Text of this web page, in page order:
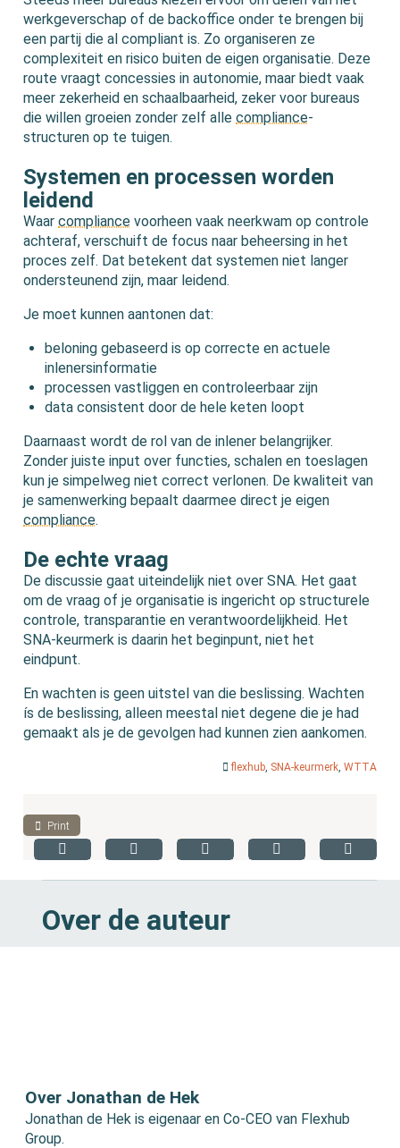
werkgeverschap of de backoffice onder te brengen bij
een partij die al compliant is. Zo organiseren ze
complexiteit en risico buiten de eigen organisatie. Deze
route vraagt concessies in autonomie, maar biedt vaak
meer zekerheid en schaalbaarheid, zeker voor bureaus
die willen groeien zonder zelf allecompliance-
structuren op te tuigen.
Systemen en processen worden
leidend
Waarcompliance voorheen vaak neerkwam op controle
achteraf, verschuift de focus naar beheersing in het
proces zelf. Dat betekent dat systemen niet langer
ondersteunend zijn, maar leidend.
Je moet kunnen aantonen dat:
beloning gebaseerd is op correcte en actuele
inlenersinformatie
processen vastliggen en controleerbaar zijn
data consistent door de hele keten loopt
Daarnaast wordt de rol van de inlener belangrijker.
Zonder juiste input over functies, schalen en toeslagen
kun je simpelweg niet correct verlonen. De kwaliteit van
je samenwerking bepaalt daarmee direct je eigen
compliance.
De echte vraag
De discussie gaat uiteindelijk niet over SNA. Het gaat
om de vraag of je organisatie is ingericht op structurele
controle, transparantie en verantwoordelijkheid. Het
SNA-keurmerk is daarin het beginpunt, niet het
eindpunt.
En wachten is geen uitstel van die beslissing. Wachten
ís de beslissing, alleen meestal niet degene die je had
gemaakt als je de gevolgen had kunnen zien aankomen.
flexhub, SNA-keurmerk, WTTA
Print
Over de auteur
Over Jonathan de Hek
Jonathan de Hek is eigenaar en Co-CEO van Flexhub
Group.